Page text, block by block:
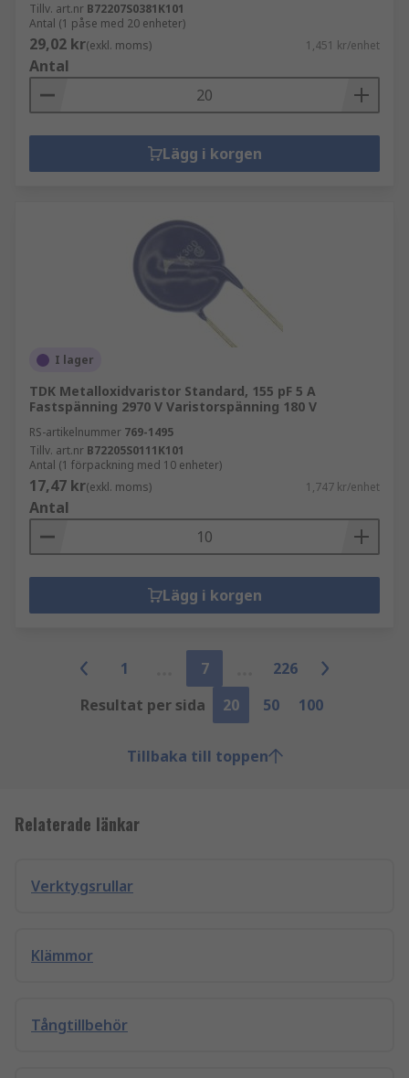
Tillv. art.nr B72207S0381K101
Antal (1 påse med 20 enheter)
29,02 kr(exkl. moms) 1,451 kr/enhet
Antal
Lägg i korgen
I lager
TDK Metalloxidvaristor Standard, 155 pF 5 A
Fastspänning 2970 V Varistorspänning 180 V
RS-artikelnummer 769-1495
Tillv. art.nr B72205S0111K101
Antal (1 förpackning med 10 enheter)
17,47 kr(exkl. moms) 1,747 kr/enhet
Antal
Lägg i korgen
1 7
226
Resultat per sida
20 50 100
Tillbaka till toppen
Relaterade länkar
Verktygsrullar
Klämmor
Tångtillbehör